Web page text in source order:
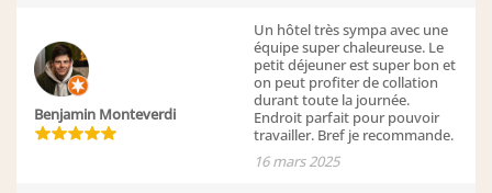
Benjamin Monteverdi
Un hôtel très sympa avec une
équipe super chaleureuse. Le
petit déjeuner est super bon et
on peut profiter de collation
durant toute la journée.
Endroit parfait pour pouvoir
travailler. Bref je recommande.
16 mars 2025